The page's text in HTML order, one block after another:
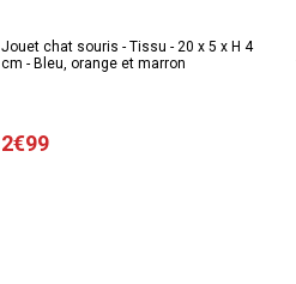
Jouet chat souris - Tissu - 20 x 5 x H 4
cm - Bleu, orange et marron
2€99